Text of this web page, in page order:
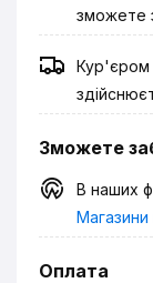
зможете
Кур'єром
Зможете
В наших
Магазини
Оплата